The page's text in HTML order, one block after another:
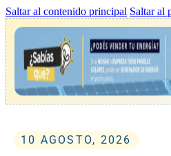
Saltar al contenido principal Saltar al
10 AGOSTO, 2026